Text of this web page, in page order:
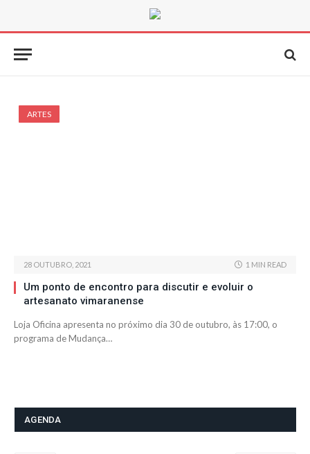
ARTES
28 OUTUBRO, 2021 1 MIN READ
Um ponto de encontro para discutir e evoluir o
artesanato vimaranense
Loja Oficina apresenta no próximo dia 30 de outubro, às 17:00, o
programa de Mudança…
AGENDA